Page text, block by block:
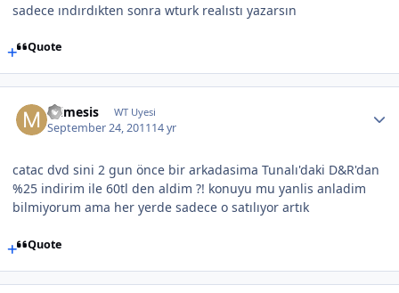
sadece ındırdıkten sonra wturk realıstı yazarsın
Quote
mimesis WT Uyesi
September 24, 201114 yr
catac dvd sini 2 gun önce bir arkadasima Tunalı'daki D&R'dan
%25 indirim ile 60tl den aldim ?! konuyu mu yanlis anladim
bilmiyorum ama her yerde sadece o satılıyor artık
Quote